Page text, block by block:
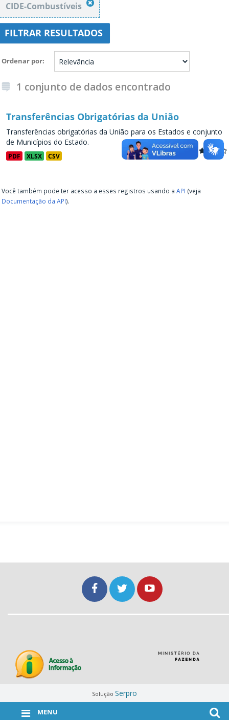
MENU
CIDE-Combustíveis
FILTRAR RESULTADOS
Ordenar por
1 conjunto de dados encontrado
Transferências Obrigatórias da União
Transferências obrigatórias da União para os Estados e conjunto
de Municípios do Estado.
PDF XLSX CSV
Você também pode ter acesso a esses registros usando a API (veja
Documentação da API).
Solução Serpro